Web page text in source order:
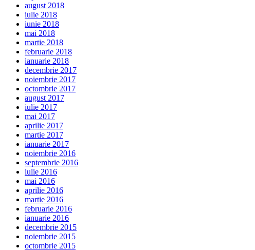
august 2018
iulie 2018
iunie 2018
mai 2018
martie 2018
februarie 2018
ianuarie 2018
decembrie 2017
noiembrie 2017
octombrie 2017
august 2017
iulie 2017
mai 2017
aprilie 2017
martie 2017
ianuarie 2017
noiembrie 2016
septembrie 2016
iulie 2016
mai 2016
aprilie 2016
martie 2016
februarie 2016
ianuarie 2016
decembrie 2015
noiembrie 2015
octombrie 2015